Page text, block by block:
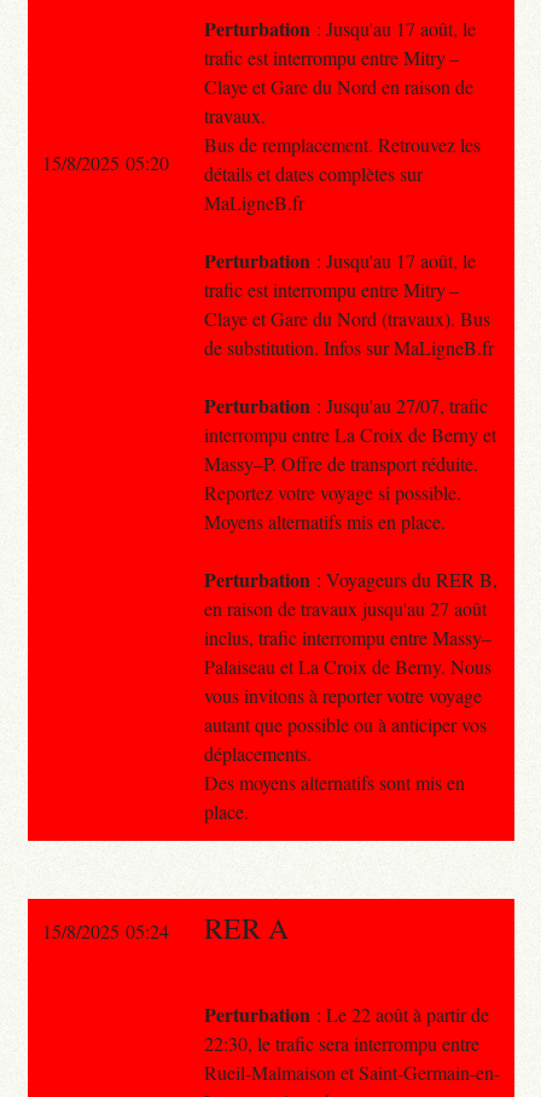
Perturbation : Jusqu'au 17 août, le
trafic est interrompu entre Mitry –
Claye et Gare du Nord en raison de
travaux.
Bus de remplacement. Retrouvez les
détails et dates complètes sur
MaLigneB.fr
Perturbation : Jusqu'au 17 août, le
trafic est interrompu entre Mitry –
Claye et Gare du Nord (travaux). Bus
de substitution. Infos sur MaLigneB.fr
Perturbation : Jusqu'au 27/07, trafic
interrompu entre La Croix de Berny et
Massy–P. Offre de transport réduite.
Reportez votre voyage si possible.
Moyens alternatifs mis en place.
Perturbation : Voyageurs du RER B,
en raison de travaux jusqu'au 27 août
inclus, trafic interrompu entre Massy–
Palaiseau et La Croix de Berny. Nous
vous invitons à reporter votre voyage
autant que possible ou à anticiper vos
déplacements.
Des moyens alternatifs sont mis en
place.
15/8/2025 05:20
15/8/2025 05:24 RER A
Perturbation : Le 22 août à partir de
22:30, le trafic sera interrompu entre
Rueil-Malmaison et Saint-Germain-en-